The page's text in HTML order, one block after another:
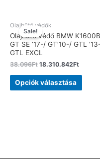
Sale!
Olajhűtő védők
Olajhűtő védő BMW
GT SE ’17-/ GT’10-/ GTL
GTL EXCL
38.096Ft 18.310.842Ft
Opciók választása